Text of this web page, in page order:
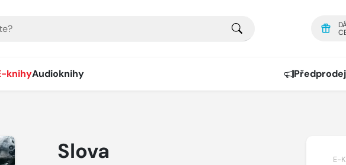
knihyAudioknihy Předprodej
Slova E-